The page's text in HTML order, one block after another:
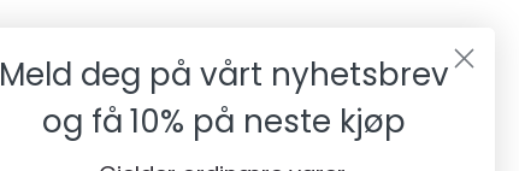
Meld deg på vårt nyhetsbrev
og få10% på neste kjøp